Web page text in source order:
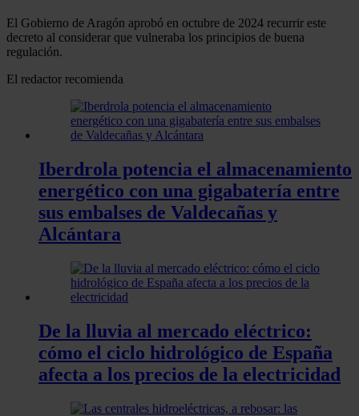
El Gobierno de Aragón aprobó en octubre de 2024 recurrir este
decreto al considerar que vulneraba los principios de buena
regulación.
El redactor recomienda
Iberdrola potencia el almacenamiento
energético con una gigabatería entre
sus embalses de Valdecañas y
Alcántara
De la lluvia al mercado eléctrico:
cómo el ciclo hidrológico de España
afecta a los precios de la electricidad